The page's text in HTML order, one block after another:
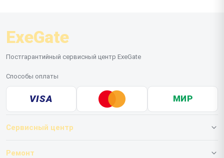
ExeGate
Постгарантийный сервисный центр ExeGate
Способы оплаты
VISA МИР
Сервисный центр
О нашем сервисе
Ремонт